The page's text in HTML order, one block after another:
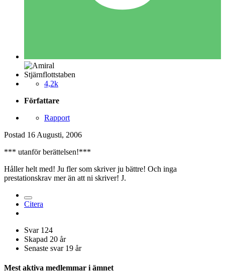
Stjärnflottstaben
4,2k
Författare
Rapport
Postad 16 Augusti, 2006
*** utanför berättelsen!***
Håller helt med! Ju fler som skriver ju bättre! Och inga
prestationskrav mer än att ni skriver! J.
Citera
Svar 124
Skapad 20 år
Senaste svar 19 år
Mest aktiva medlemmar i ämnet